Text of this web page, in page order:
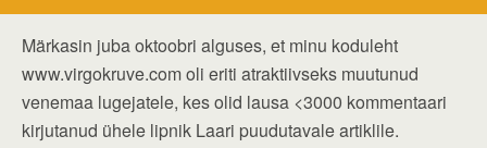
Märkasin juba oktoobri alguses, et minu koduleht
www.virgokruve.com oli eriti atraktiivseks muutunud
venemaa lugejatele, kes olid lausa <3000 kommentaari
kirjutanud ühele lipnik Laari puudutavale artiklile.